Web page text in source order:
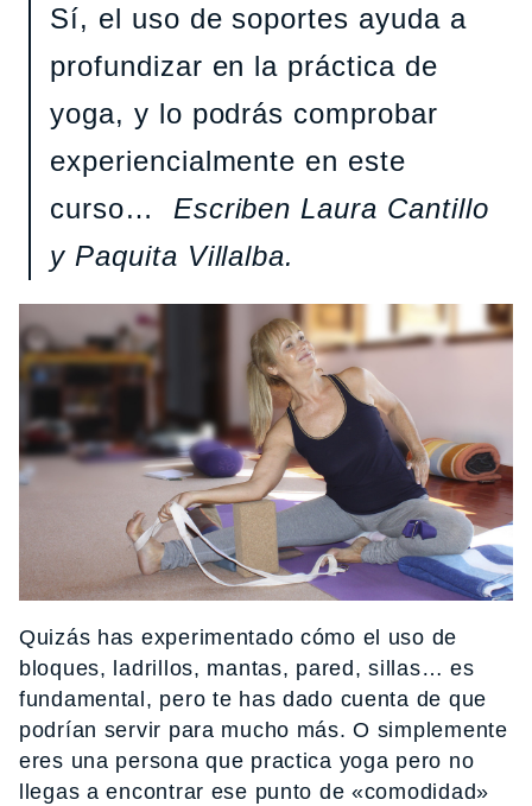
Sí, el uso de soportes ayuda a
profundizar en la práctica de
yoga, y lo podrás comprobar
experiencialmente en este
curso… Escriben Laura Cantillo
y Paquita Villalba.
Quizás has experimentado cómo el uso de
bloques, ladrillos, mantas, pared, sillas… es
fundamental, pero te has dado cuenta de que
podrían servir para mucho más. O simplemente
eres una persona que practica yoga pero no
llegas a encontrar ese punto de «comodidad»